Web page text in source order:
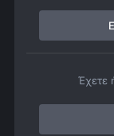
Έχετε